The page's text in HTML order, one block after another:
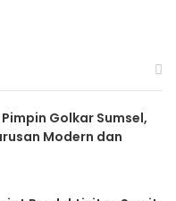
Golkar Sumsel,
Modern dan